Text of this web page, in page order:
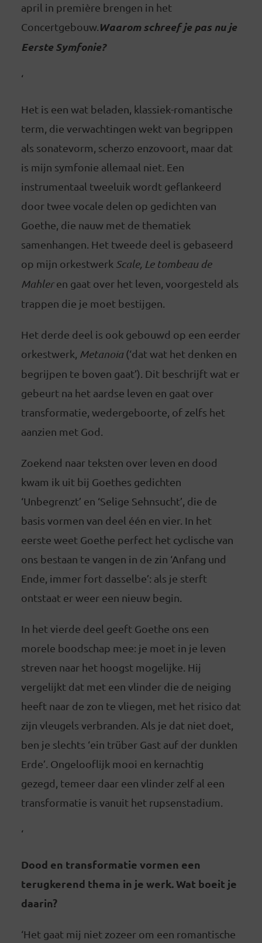
april in première brengen in het
Concertgebouw. Waarom schreef je pas nu je
Eerste Symfonie?
‘
Het is een wat beladen, klassiek-romantische
term, die verwachtingen wekt van begrippen
als sonatevorm, scherzo enzovoort, maar dat
is mijn symfonie allemaal niet. Een
instrumentaal tweeluik wordt geflankeerd
door twee vocale delen op gedichten van
Goethe, die nauw met de thematiek
samenhangen. Het tweede deel is gebaseerd
op mijn orkestwerk Scale, Le tombeau de
Mahleren gaat over het leven, voorgesteld als
trappen die je moet bestijgen.
Het derde deel is ook gebouwd op een eerder
orkestwerk, Metanoia (‘dat wat het denken en
begrijpen te boven gaat’). Dit beschrijft wat er
gebeurt na het aardse leven en gaat over
transformatie, wedergeboorte, of zelfs het
aanzien met God.
Zoekend naar teksten over leven en dood
kwam ik uit bij Goethes gedichten
‘Unbegrenzt’ en ‘Selige Sehnsucht’, die de
basis vormen van deel één en vier. In het
eerste weet Goethe perfect het cyclische van
ons bestaan te vangen in de zin ‘Anfang und
Ende, immer fort dasselbe’: als je sterft
ontstaat er weer een nieuw begin.
In het vierde deel geeft Goethe ons een
morele boodschap mee: je moet in je leven
streven naar het hoogst mogelijke. Hij
vergelijkt dat met een vlinder die de neiging
heeft naar de zon te vliegen, met het risico dat
zijn vleugels verbranden. Als je dat niet doet,
ben je slechts ‘ein trüber Gast auf der dunklen
Erde’. Ongelooflijk mooi en kernachtig
gezegd, temeer daar een vlinder zelf al een
transformatie is vanuit het rupsenstadium.
‘
Dood en transformatie vormen een
terugkerend thema in je werk. Wat boeit je
daarin?
‘Het gaat mij niet zozeer om een romantische